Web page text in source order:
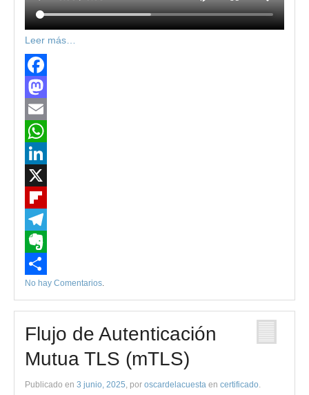
Leer más…
Facebook
Mastodon
Email
WhatsApp
LinkedIn
Flipboard
Telegram
Evernote
Compartir
No hay Comentarios
Flujo de Autenticación
Mutua TLS (mTLS)
Publicado en 3 junio, 2025 , por oscardelacuesta en certificado